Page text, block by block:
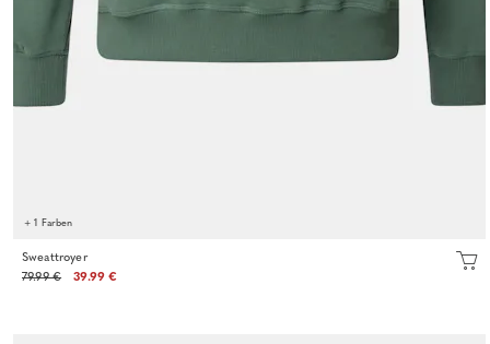
+ 1 Farben
Sweattroyer
79.99 €
39.99 €